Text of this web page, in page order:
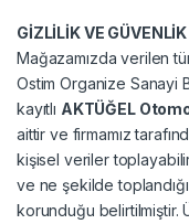
GİZLİLİK VE
Mağazamızda verilen
Ostim Organize Sanayi
kayıtlı AKTÜĞEL
aittir ve firmamız
kişisel veriler
ve ne şekilde
korunduğu belirtilmiştir.